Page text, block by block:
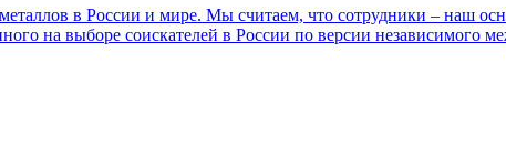
в России и мире. Мы считаем, что сотрудники – наш
на выборе соискателей в России по версии независимого